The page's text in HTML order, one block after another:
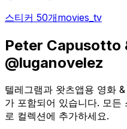
스티커 50개movies_tv
Peter Capusotto
@luganovelez
텔레그램과 왓츠앱용 영화
가 포함되어 있습니다. 모
로 컬렉션에 추가하세요.